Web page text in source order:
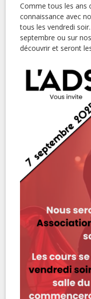
Comme tous les ans
connaissance avec
tous les vendredi
septembre ou sur
découvrir et seront